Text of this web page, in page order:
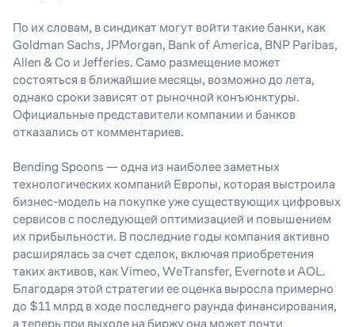
По их словам, в синдикат могут войти такие банки, как
Goldman Sachs, JPMorgan, Bank of America, BNP Paribas,
Allen & Co и Jefferies. Само размещение может
состояться в ближайшие месяцы, возможно до лета,
однако сроки зависят от рыночной конъюнктуры.
Официальные представители компании и банков
отказались от комментариев.
Bending Spoons — одна из наиболее заметных
технологических компаний Европы, которая выстроила
бизнес-модель на покупке уже существующих цифровых
сервисов с последующей оптимизацией и повышением
их прибыльности. В последние годы компания активно
расширялась за счет сделок, включая приобретения
таких активов, как Vimeo, WeTransfer, Evernote и AOL.
Благодаря этой стратегии ее оценка выросла примерно
до $11 млрд в ходе последнего раунда финансирования,
а теперь при выходе на биржу она может почти